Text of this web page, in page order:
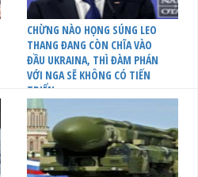
CHỪNG NÀO HỌNG SÚNG LEO
THANG ĐANG CÒN CHĨA VÀO
ĐẦU UKRAINA, THÌ ĐÀM PHÁN
VỚI NGA SẼ KHÔNG CÓ TIẾN
TRIỂN